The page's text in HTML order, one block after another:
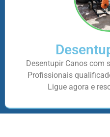
Desentupir Canos com
Profissionais
Ligue agora e